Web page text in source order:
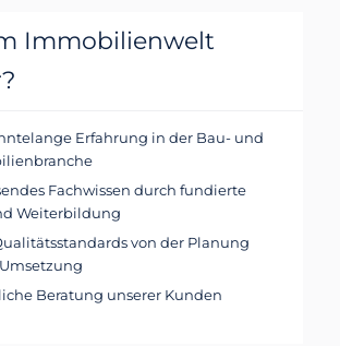
Immobilienwelt
Erfahrung in der Bau- und
Fachwissen durch fundierte
Weiterbildung
von der Planung
Beratung unserer Kunden